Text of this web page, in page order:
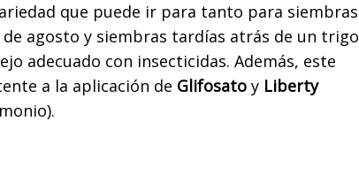
que puede ir para tanto para siembras
agosto y siembras tardías atrás de un trigo
adecuado con insecticidas. Además, este
a la aplicación de Glifosato y Liberty